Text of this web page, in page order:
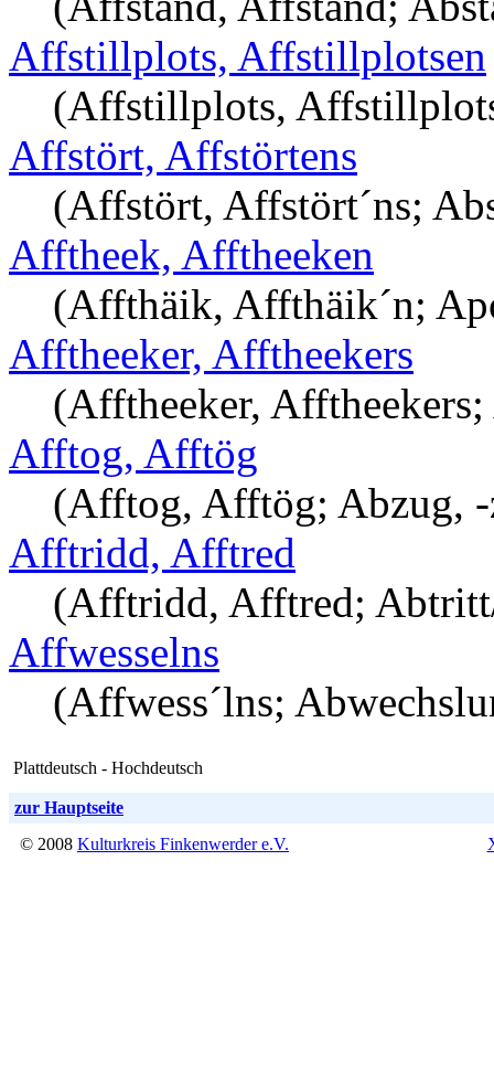
Affstillplots, Affstillplotsen
(Affstillplots,
Affstört, Affstörtens
(Affstört, Affstört´ns;
Afftheek, Afftheeken
(Affthäik, Affthäik´n;
Afftheeker, Afftheekers
(Afftheeker,
Afftog, Afftög
(Afftog, Afftög; Abzug, -
Afftridd, Afftred
(Afftridd, Afftred;
Affwesselns
(Affwess´lns;
Plattdeutsch - Hochdeutsch
zur Hauptseite
© 2008 Kulturkreis Finkenwerder e.V.